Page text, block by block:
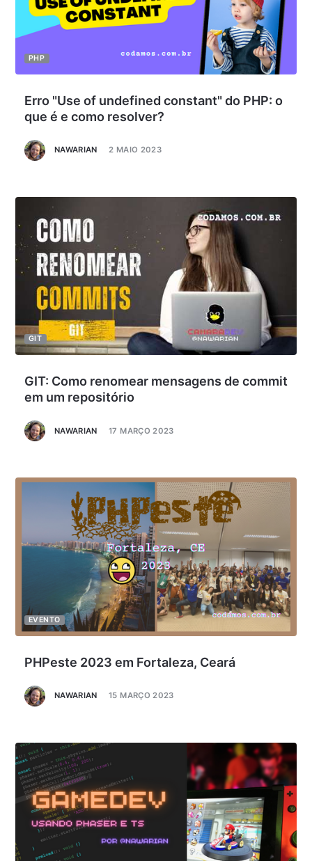
Erro "Use of undefined constant" do PHP: o
que é e como resolver?
NAWARIAN 2 MAIO 2023
PHP
GIT: Como renomear mensagens de commit
em um repositório
NAWARIAN 17 MARÇO 2023
GIT
PHPeste 2023 em Fortaleza, Ceará
NAWARIAN 15 MARÇO 2023
EVENTO